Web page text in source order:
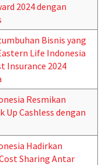
2024 dengan
Bisnis yang
Life Indonesia
Insurance 2024
Resmikan
Up Cashless dengan
Hadirkan
Sharing Antar